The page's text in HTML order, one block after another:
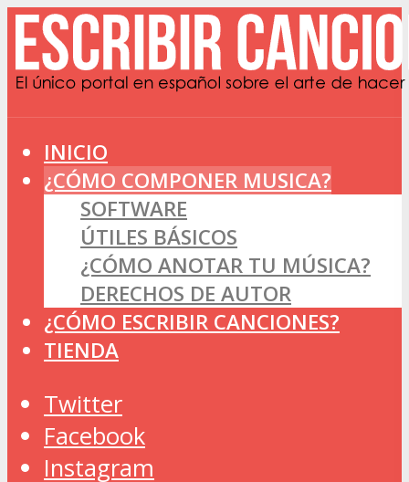
INICIO
¿CÓMO COMPONER MUSICA?
SOFTWARE
ÚTILES BÁSICOS
¿CÓMO ANOTAR TU MÚSICA?
DERECHOS DE AUTOR
¿CÓMO ESCRIBIR CANCIONES?
TIENDA
Twitter
Facebook
Instagram